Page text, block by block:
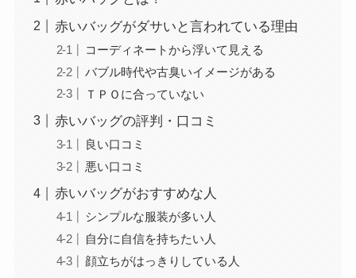
赤いバッグがダサいと言われている理由
コーディネートから浮いて見える
バブル時代や古臭いイメージがある
ＴＰＯに合っていない
赤いバッグの評判・口コミ
良い口コミ
悪い口コミ
赤いバッグがおすすめな人
シンプルな服装が多い人
自分に自信を持ちたい人
顔立ちがはっきりしている人